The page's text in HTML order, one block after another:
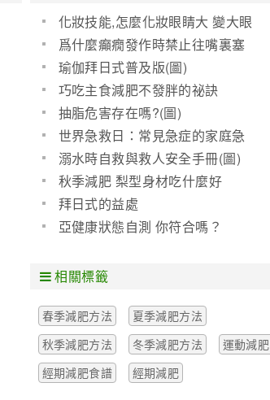
泌尿科
心血管
口腔科
化妝技能,怎麼化妝眼睛大 變大眼
睛化妝教程(圖)
爲什麼癲癇發作時禁止往嘴裏塞
任何東西?
瑜伽拜日式普及版(圖)
巧吃主食減肥不發胖的祕訣
抽脂危害存在嗎?(圖)
世界急救日：常見急症的家庭急
救
溺水時自救與救人安全手冊(圖)
秋季減肥 梨型身材吃什麼好
拜日式的益處
亞健康狀態自測 你符合嗎？
相關標籤
春季減肥方法
夏季減肥方法
秋季減肥方法
冬季減肥方法
運動減肥
經期減肥食譜
經期減肥